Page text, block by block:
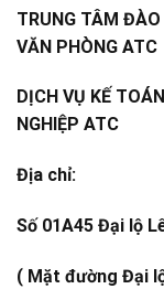
TRUNG TÂM
VĂN PHÒNG ATC
DỊCH VỤ KẾ
NGHIỆP ATC
Địa chỉ:
Số 01A45 Đại lộ
( Mặt đường Đại